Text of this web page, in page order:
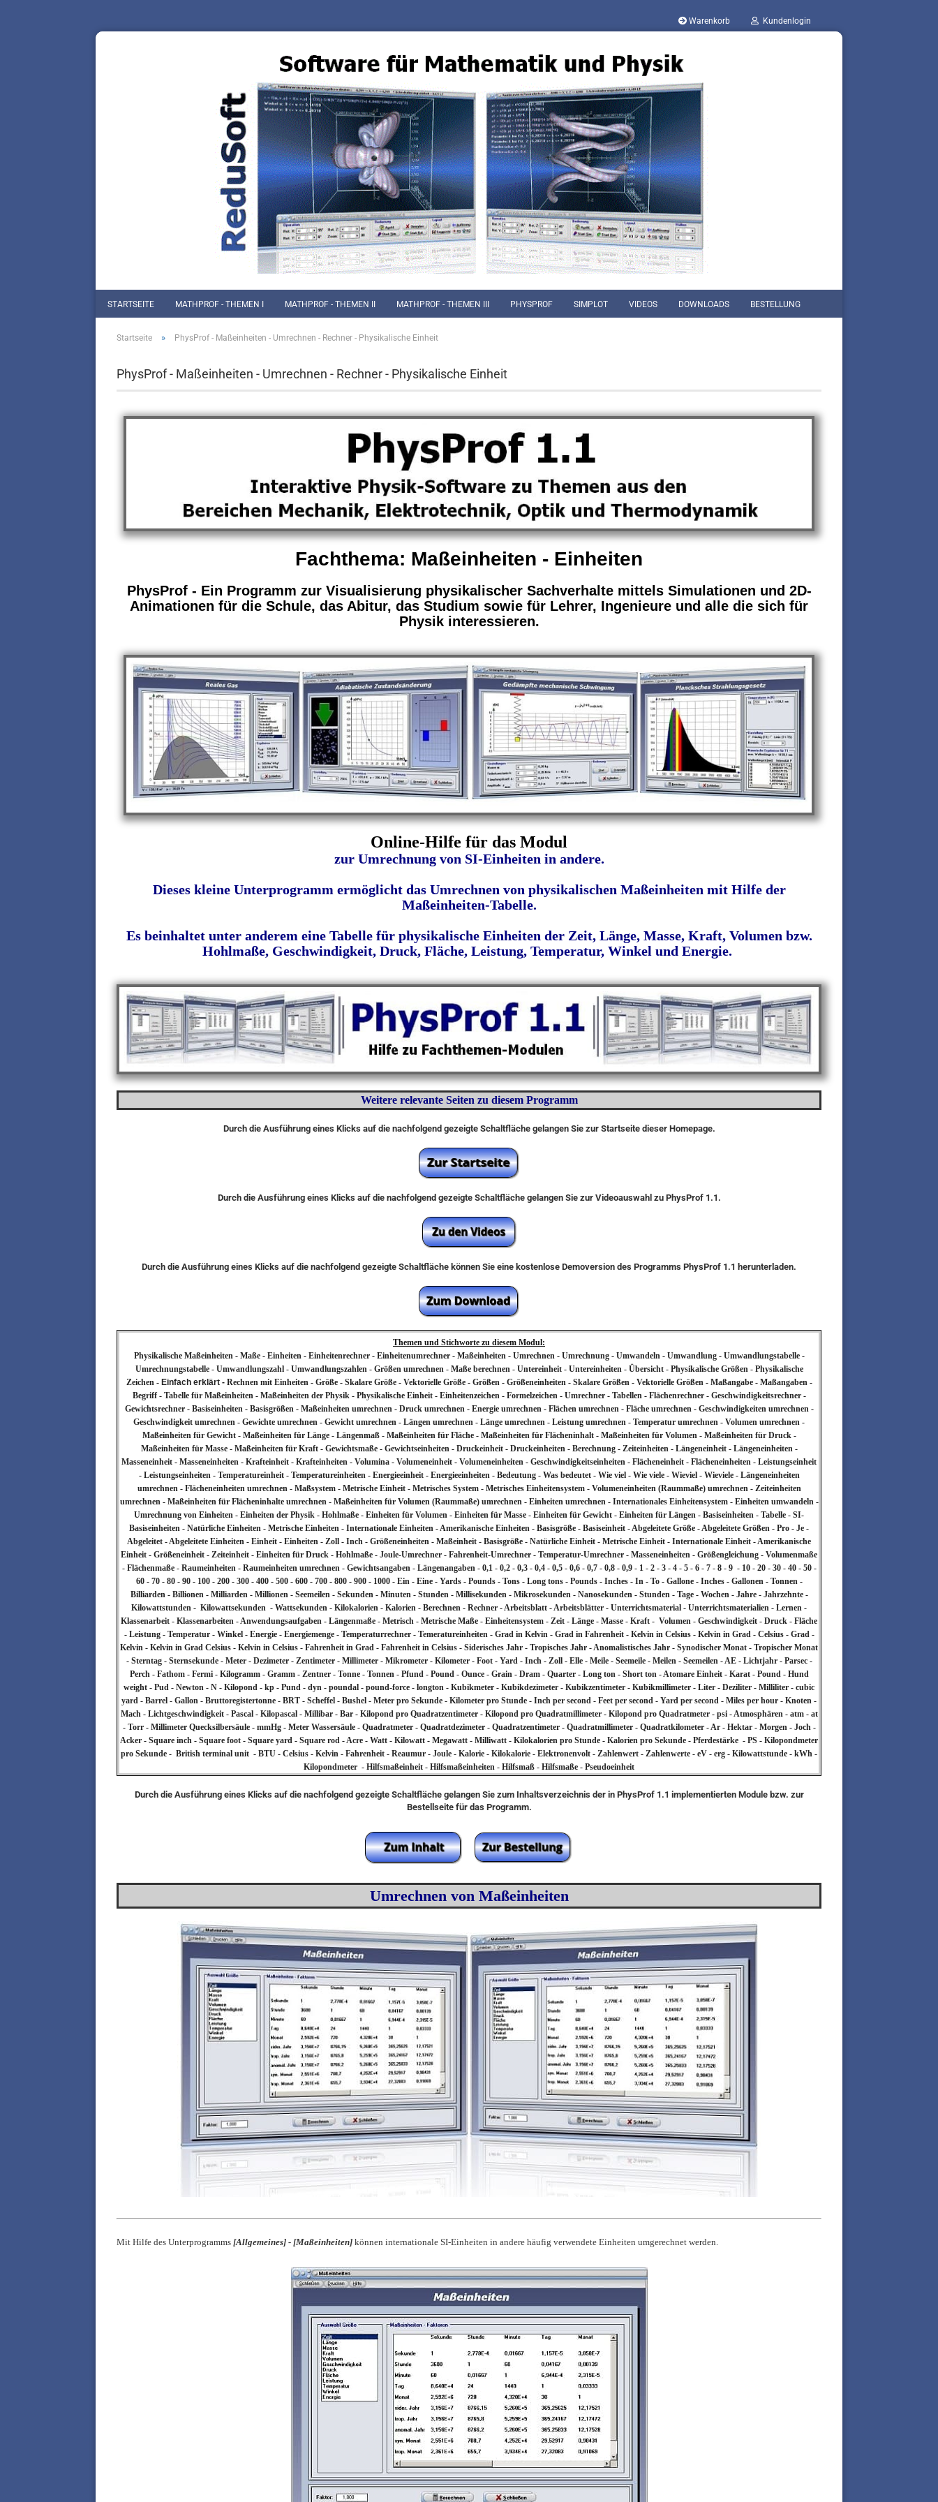
Warenkorb Kundenlogin
STARTSEITE MATHPROF - THEMEN I MATHPROF - THEMEN II MATHPROF - THEMEN III PHYSPROF SIMPLOT VIDEOS DOWNLOADS BESTELLUNG
Startseite » PhysProf - Maßeinheiten - Umrechnen - Rechner - Physikalische Einheit
PhysProf - Maßeinheiten - Umrechnen - Rechner - Physikalische Einheit
Fachthema: Maßeinheiten - Einheiten
PhysProf - Ein Programm zur Visualisierung physikalischer Sachverhalte mittels Simulationen und 2D-
Animationen für die Schule, das Abitur, das Studium sowie für Lehrer, Ingenieure und alle die sich für
Physik interessieren.
Online-Hilfe für das Modul
zur Umrechnung von SI-Einheiten in andere.
Dieses kleine Unterprogramm ermöglicht das Umrechnen von physikalischen Maßeinheiten mit Hilfe der
Maßeinheiten-Tabelle.
Es beinhaltet unter anderem eine Tabelle für physikalische Einheiten der Zeit, Länge, Masse, Kraft, Volumen bzw.
Hohlmaße, Geschwindigkeit, Druck, Fläche, Leistung, Temperatur, Winkel und Energie.
Weitere relevante Seiten zu diesem Programm
Durch die Ausführung eines Klicks auf die nachfolgend gezeigte Schaltfläche gelangen Sie zur Startseite dieser Homepage.
Durch die Ausführung eines Klicks auf die nachfolgend gezeigte Schaltfläche gelangen Sie zur Videoauswahl zu PhysProf 1.1.
Durch die Ausführung eines Klicks auf die nachfolgend gezeigte Schaltfläche können Sie eine kostenlose Demoversion des Programms PhysProf 1.1 herunterladen.
Themen und Stichworte zu diesem Modul:
Physikalische Maßeinheiten - Maße - Einheiten - Einheitenrechner - Einheitenumrechner - Maßeinheiten - Umrechnen - Umrechnung - Umwandeln - Umwandlung - Umwandlungstabelle -
Umrechnungstabelle - Umwandlungszahl - Umwandlungszahlen - Größen umrechnen - Maße berechnen - Untereinheit - Untereinheiten - Übersicht - Physikalische Größen - Physikalische
Zeichen - Einfach erklärt - Rechnen mit Einheiten - Größe - Skalare Größe - Vektorielle Größe - Größen - Größeneinheiten - Skalare Größen - Vektorielle Größen - Maßangabe - Maßangaben -
Begriff - Tabelle für Maßeinheiten - Maßeinheiten der Physik - Physikalische Einheit - Einheitenzeichen - Formelzeichen - Umrechner - Tabellen - Flächenrechner - Geschwindigkeitsrechner -
Gewichtsrechner - Basiseinheiten - Basisgrößen - Maßeinheiten umrechnen - Druck umrechnen - Energie umrechnen - Flächen umrechnen - Fläche umrechnen - Geschwindigkeiten umrechnen -
Geschwindigkeit umrechnen - Gewichte umrechnen - Gewicht umrechnen - Längen umrechnen - Länge umrechnen - Leistung umrechnen - Temperatur umrechnen - Volumen umrechnen -
Maßeinheiten für Gewicht - Maßeinheiten für Länge - Längenmaß - Maßeinheiten für Fläche - Maßeinheiten für Flächeninhalt - Maßeinheiten für Volumen - Maßeinheiten für Druck -
Maßeinheiten für Masse - Maßeinheiten für Kraft - Gewichtsmaße - Gewichtseinheiten - Druckeinheit - Druckeinheiten - Berechnung - Zeiteinheiten - Längeneinheit - Längeneinheiten -
Masseneinheit - Masseneinheiten - Krafteinheit - Krafteinheiten - Volumina - Volumeneinheit - Volumeneinheiten - Geschwindigkeitseinheiten - Flächeneinheit - Flächeneinheiten - Leistungseinheit
- Leistungseinheiten - Temperatureinheit - Temperatureinheiten - Energieeinheit - Energieeinheiten - Bedeutung - Was bedeutet - Wie viel - Wie viele - Wieviel - Wieviele - Längeneinheiten
umrechnen - Flächeneinheiten umrechnen - Maßsystem - Metrische Einheit - Metrisches System - Metrisches Einheitensystem - Volumeneinheiten (Raummaße) umrechnen - Zeiteinheiten
umrechnen - Maßeinheiten für Flächeninhalte umrechnen - Maßeinheiten für Volumen (Raummaße) umrechnen - Einheiten umrechnen - Internationales Einheitensystem - Einheiten umwandeln -
Umrechnung von Einheiten - Einheiten der Physik - Hohlmaße - Einheiten für Volumen - Einheiten für Masse - Einheiten für Gewicht - Einheiten für Längen - Basiseinheiten - Tabelle - SI-
Basiseinheiten - Natürliche Einheiten - Metrische Einheiten - Internationale Einheiten - Amerikanische Einheiten - Basisgröße - Basiseinheit - Abgeleitete Größe - Abgeleitete Größen - Pro - Je -
Abgeleitet - Abgeleitete Einheiten - Einheit - Einheiten - Zoll - Inch - Größeneinheiten - Maßeinheit - Basisgröße - Natürliche Einheit - Metrische Einheit - Internationale Einheit - Amerikanische
Einheit - Größeneinheit - Zeiteinheit - Einheiten für Druck - Hohlmaße - Joule-Umrechner - Fahrenheit-Umrechner - Temperatur-Umrechner - Masseneinheiten - Größengleichung - Volumenmaße
- Flächenmaße - Raumeinheiten - Raumeinheiten umrechnen - Gewichtsangaben - Längenangaben - 0,1 - 0,2 - 0,3 - 0,4 - 0,5 - 0,6 - 0,7 - 0,8 - 0,9 - 1 - 2 - 3 - 4 - 5 - 6 - 7 - 8 - 9 - 10 - 20 - 30 - 40 - 50 -
60 - 70 - 80 - 90 - 100 - 200 - 300 - 400 - 500 - 600 - 700 - 800 - 900 - 1000 - Ein - Eine - Yards - Pounds - Tons - Long tons - Pounds - Inches - In - To - Gallone - Inches - Gallonen - Tonnen -
Billiarden - Billionen - Milliarden - Millionen - Seemeilen - Sekunden - Minuten - Stunden - Millisekunden - Mikrosekunden - Nanosekunden - Stunden - Tage - Wochen - Jahre - Jahrzehnte -
Kilowattstunden - Kilowattsekunden - Wattsekunden - Kilokalorien - Kalorien - Berechnen - Rechner - Arbeitsblatt - Arbeitsblätter - Unterrichtsmaterial - Unterrichtsmaterialien - Lernen -
Klassenarbeit - Klassenarbeiten - Anwendungsaufgaben - Längenmaße - Metrisch - Metrische Maße - Einheitensystem - Zeit - Länge - Masse - Kraft - Volumen - Geschwindigkeit - Druck - Fläche
- Leistung - Temperatur - Winkel - Energie - Energiemenge - Temperaturrechner - Temeratureinheiten - Grad in Kelvin - Grad in Fahrenheit - Kelvin in Celsius - Kelvin in Grad - Celsius - Grad -
Kelvin - Kelvin in Grad Celsius - Kelvin in Celsius - Fahrenheit in Grad - Fahrenheit in Celsius - Siderisches Jahr - Tropisches Jahr - Anomalistisches Jahr - Synodischer Monat - Tropischer Monat
- Sterntag - Sternsekunde - Meter - Dezimeter - Zentimeter - Millimeter - Mikrometer - Kilometer - Foot - Yard - Inch - Zoll - Elle - Meile - Seemeile - Meilen - Seemeilen - AE - Lichtjahr - Parsec -
Perch - Fathom - Fermi - Kilogramm - Gramm - Zentner - Tonne - Tonnen - Pfund - Pound - Ounce - Grain - Dram - Quarter - Long ton - Short ton - Atomare Einheit - Karat - Pound - Hund
weight - Pud - Newton - N - Kilopond - kp - Pund - dyn - poundal - pound-force - longton - Kubikmeter - Kubikdezimeter - Kubikzentimeter - Kubikmillimeter - Liter - Deziliter - Milliliter - cubic
yard - Barrel - Gallon - Bruttoregistertonne - BRT - Scheffel - Bushel - Meter pro Sekunde - Kilometer pro Stunde - Inch per second - Feet per second - Yard per second - Miles per hour - Knoten -
Mach - Lichtgeschwindigkeit - Pascal - Kilopascal - Millibar - Bar - Kilopond pro Quadratzentimeter - Kilopond pro Quadratmillimeter - Kilopond pro Quadratmeter - psi - Atmosphären - atm - at
- Torr - Millimeter Quecksilbersäule - mmHg - Meter Wassersäule - Quadratmeter - Quadratdezimeter - Quadratzentimeter - Quadratmillimeter - Quadratkilometer - Ar - Hektar - Morgen - Joch -
Acker - Square inch - Square foot - Square yard - Square rod - Acre - Watt - Kilowatt - Megawatt - Milliwatt - Kilokalorien pro Stunde - Kalorien pro Sekunde - Pferdestärke - PS - Kilopondmeter
pro Sekunde - British terminal unit - BTU - Celsius - Kelvin - Fahrenheit - Reaumur - Joule - Kalorie - Kilokalorie - Elektronenvolt - Zahlenwert - Zahlenwerte - eV - erg - Kilowattstunde - kWh -
Kilopondmeter - Hilfsmaßeinheit - Hilfsmaßeinheiten - Hilfsmaß - Hilfsmaße - Pseudoeinheit
Durch die Ausführung eines Klicks auf die nachfolgend gezeigte Schaltfläche gelangen Sie zum Inhaltsverzeichnis der in PhysProf 1.1 implementierten Module bzw. zur
Bestellseite für das Programm.
Umrechnen von Maßeinheiten
Mit Hilfe des Unterprogramms [Allgemeines] - [Maßeinheiten] können internationale SI-Einheiten in andere häufig verwendete Einheiten umgerechnet werden.